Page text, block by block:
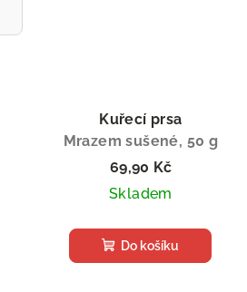
Kuřecí prsa
Mrazem sušené, 50 g
69,90 Kč
Skladem
Do košíku